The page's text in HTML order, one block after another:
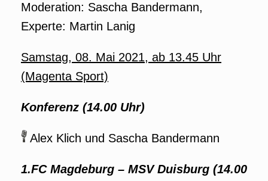
Moderation: Sascha Bandermann,
Experte: Martin Lanig
Samstag, 08. Mai 2021, ab 13.45 Uhr
(Magenta Sport)
Konferenz (14.00 Uhr)
Alex Klich und Sascha Bandermann
1.FC Magdeburg – MSV Duisburg (14.00